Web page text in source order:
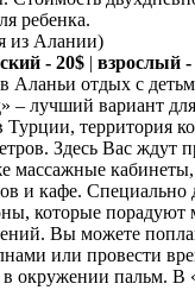
ребенка.
из Алании)
- 20$ | взрослый -
Аланьи отдых с
– лучший вариант
территория
Здесь Вас ждут
массажные
и кафе. Специально
которые порадуют
Вы можете
или провести
окружении пальм. В